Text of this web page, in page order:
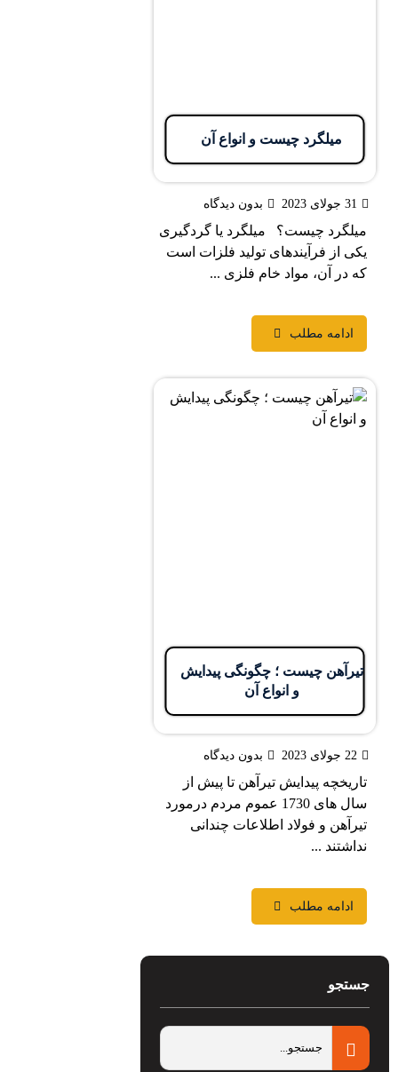
میلگرد چیست و انواع آن
بدون دیدگاه
چیست؟ میلگرد یا گردگیری
از فرآیندهای تولید فلزات است
آن، مواد خام فلزی ...
مطلب
چیست ؛ چگونگی پیدایش
و انواع آن
بدون دیدگاه
پیدایش تیرآهن تا پیش از
سال های 1730 عموم مردم درمورد
و فولاد اطلاعات چندانی
...
مطلب